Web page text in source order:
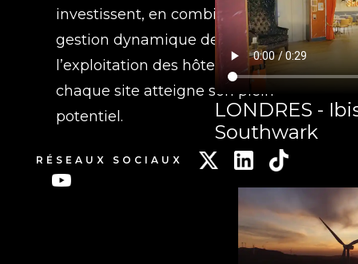
investissent, en combinant une
gestion dynamique des actifs et
l’exploitation des hôtels pour que
chaque site atteigne son plein
potentiel.
RÉSEAUX SOCIAUX
LONDRES -
Southwark